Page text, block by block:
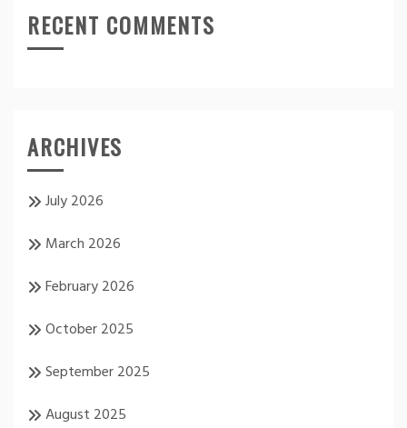
RECENT COMMENTS
ARCHIVES
July 2026
March 2026
February 2026
October 2025
September 2025
August 2025